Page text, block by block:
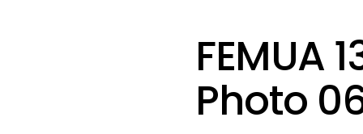
FEMUA
Photo